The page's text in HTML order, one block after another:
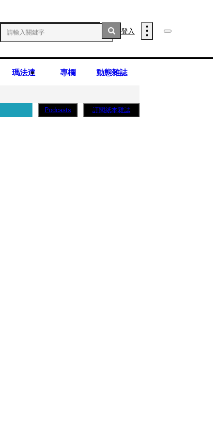
登入
瑪法達 專欄 動態雜誌
Podcasts 訂閱紙本雜誌